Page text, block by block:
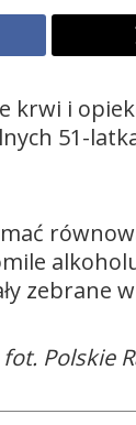
krwi i
51-
zebrane
Polskie